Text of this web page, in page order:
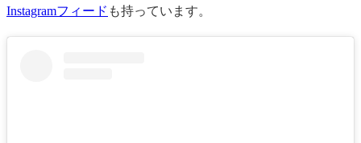
Instagramフィード も持っています。